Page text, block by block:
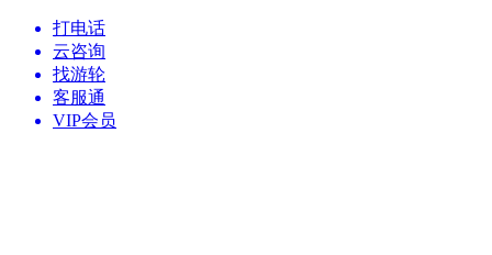
打电话
云咨询
找游轮
客服通
VIP会员